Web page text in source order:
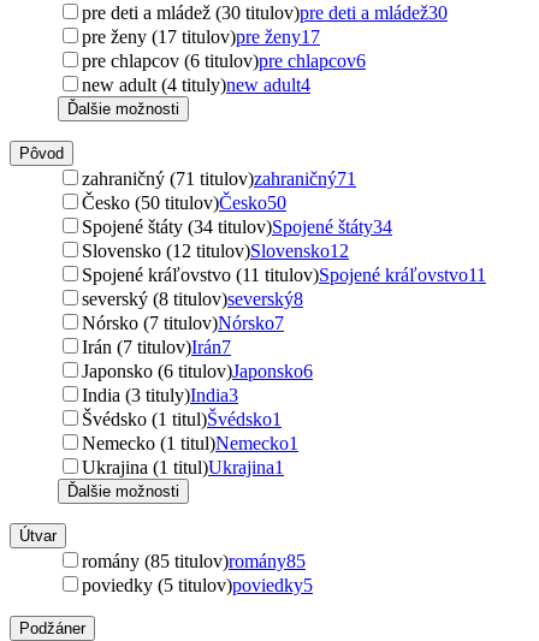
pre deti a mládež (30 titulov)pre deti a mládež30
pre ženy (17 titulov)pre ženy17
pre chlapcov (6 titulov)pre chlapcov6
new adult (4 tituly)new adult4
Ďalšie možnosti
Pôvod
zahraničný (71 titulov)zahraničný71
Česko (50 titulov)Česko50
Spojené štáty (34 titulov)Spojené štáty34
Slovensko (12 titulov)Slovensko12
Spojené kráľovstvo (11 titulov)Spojené kráľovstvo11
severský (8 titulov)severský8
Nórsko (7 titulov)Nórsko7
Irán (7 titulov)Irán7
Japonsko (6 titulov)Japonsko6
India (3 tituly)India3
Švédsko (1 titul)Švédsko1
Nemecko (1 titul)Nemecko1
Ukrajina (1 titul)Ukrajina1
Ďalšie možnosti
Útvar
romány (85 titulov)romány85
poviedky (5 titulov)poviedky5
Podžáner